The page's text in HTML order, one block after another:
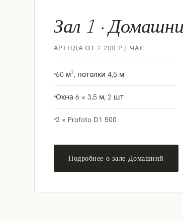
Зал 1 ·
АРЕНДА ОТ 2 200 ₽ / ЧАС
60 м², потолки 4,5 м
Окна 6 × 3,5 м, 2 шт
2 × Profoto D1 500
Подробнее о зале Домашний